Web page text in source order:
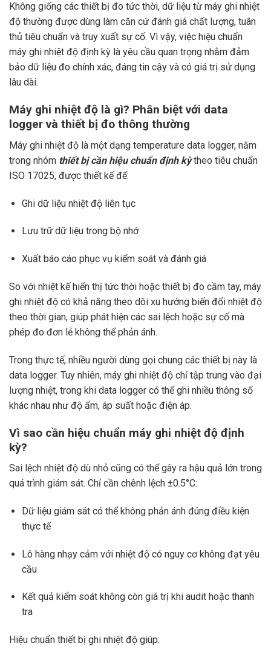
Không giống các thiết bị đo tức thời, dữ liệu từ máy ghi nhiệt
độ thường được dùng làm căn cứ đánh giá chất lượng, tuân
thủ tiêu chuẩn và truy xuất sự cố. Vì vậy, việc hiệu chuẩn
máy ghi nhiệt độ định kỳ là yêu cầu quan trọng nhằm đảm
bảo dữ liệu đo chính xác, đáng tin cậy và có giá trị sử dụng
lâu dài.
Máy ghi nhiệt độ là gì? Phân biệt với data
logger và thiết bị đo thông thường
Máy ghi nhiệt độ là một dạng temperature data logger, nằm
trong nhóm thiết bị cần hiệu chuẩn định kỳtheo tiêu chuẩn
ISO 17025, được thiết kế để:
Ghi dữ liệu nhiệt độ liên tục
Lưu trữ dữ liệu trong bộ nhớ
Xuất báo cáo phục vụ kiểm soát và đánh giá
So với nhiệt kế hiển thị tức thời hoặc thiết bị đo cầm tay, máy
ghi nhiệt độ có khả năng theo dõi xu hướng biến đổi nhiệt độ
theo thời gian, giúp phát hiện các sai lệch hoặc sự cố mà
phép đo đơn lẻ không thể phản ánh.
Trong thực tế, nhiều người dùng gọi chung các thiết bị này là
data logger. Tuy nhiên, máy ghi nhiệt độ chỉ tập trung vào đại
lượng nhiệt, trong khi data logger có thể ghi nhiều thông số
khác nhau như độ ẩm, áp suất hoặc điện áp.
Vì sao cần hiệu chuẩn máy ghi nhiệt độ định
kỳ?
Sai lệch nhiệt độ dù nhỏ cũng có thể gây ra hậu quả lớn trong
quá trình giám sát. Chỉ cần chênh lệch ±0.5°C:
Dữ liệu giám sát có thể không phản ánh đúng điều kiện
thực tế
Lô hàng nhạy cảm với nhiệt độ có nguy cơ không đạt yêu
cầu
Kết quả kiểm soát không còn giá trị khi audit hoặc thanh
tra
Hiệu chuẩn thiết bị ghi nhiệt độ giúp: